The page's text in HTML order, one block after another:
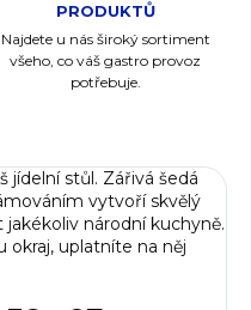
PRODUKTŮ
Najdete u nás široký sortiment
všeho, co váš gastro provoz
potřebuje.
jídelní stůl. Zářivá šedá
vytvoří skvělý
národní kuchyně.
okraj, uplatníte na něj